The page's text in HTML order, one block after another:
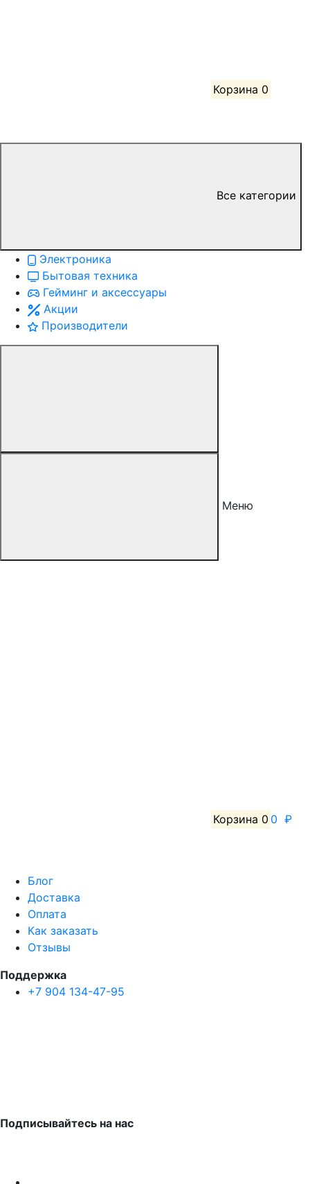
Корзина 0
Все категории
Электроника
Бытовая техника
Гейминг и аксессуары
Акции
Производители
Меню
Корзина 0 0 ₽
Блог
Доставка
Оплата
Как заказать
Отзывы
Поддержка
+7 904 134-47-95
Подписывайтесь на нас